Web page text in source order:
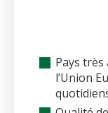
Pays très
l’Union